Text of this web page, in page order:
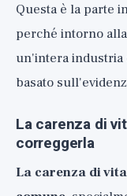
Questa è la parte
perché intorno
un'intera industria
basato
La carenza di
correggerla
La carenza di